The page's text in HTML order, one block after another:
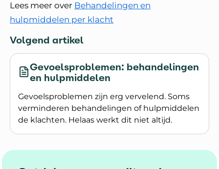
Lees meer over Behandelingen en
hulpmiddelen per klacht
Volgend artikel
Gevoelsproblemen: behandelingen
en hulpmiddelen
Gevoelsproblemen zijn erg vervelend. Soms
verminderen behandelingen of hulpmiddelen
de klachten. Helaas werkt dit niet altijd.
Lees meer over Gevoelsproblemen: